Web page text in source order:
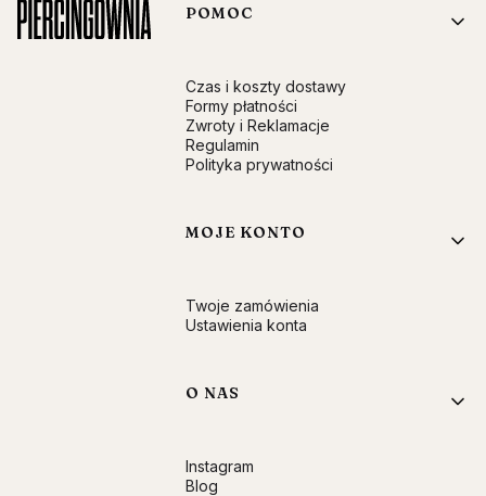
Linki w stopce
POMOC
Czas i koszty dostawy
Formy płatności
Zwroty i Reklamacje
Regulamin
Polityka prywatności
MOJE KONTO
Twoje zamówienia
Ustawienia konta
O NAS
Instagram
Blog